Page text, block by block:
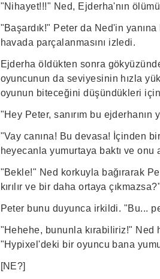
"Nihayet!!!" Ned, Ejderha'nın
"Başardık!" Peter da Ned'in
havada parçalanmasını izledi.
Ejderha öldükten sonra
oyuncunun da seviyesinin hızla
oyunun biteceğini düşündükleri
"Hey Peter, sanırım bu
"Vay canına! Bu devasa! İçinden
heyecanla yumurtaya baktı ve onu
"Bekle!" Ned korkuyla bağırarak
kırılır ve bir daha ortaya çıkmazsa?"
Peter bunu duyunca irkildi. "Bu...
"Hehehe, bununla kırabiliriz!" Ned
"Hypixel'deki bir oyuncu bana
[NE?]